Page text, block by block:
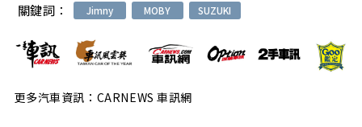
關鍵詞： Jimny MOBY SUZUKI
更多汽車資訊：CARNEWS 車訊網